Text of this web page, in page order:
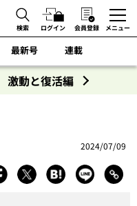
検索 ログイン 会員登録 メニュー
最新号 連載
激動と復活編
2024/07/09